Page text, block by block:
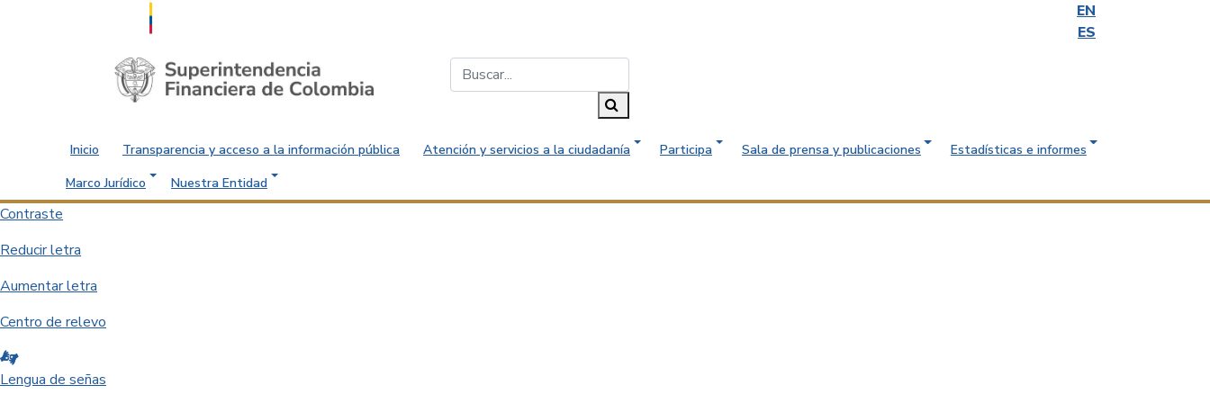
EN
ES
Saltar al contenido principal
Inicio Transparencia y acceso a la información pública Atención y servicios a la ciudadanía Participa Sala de prensa y publicaciones
Estadísticas e informes
Marco Jurídico
Nuestra Entidad
Contraste
Reducir letra
Aumentar letra
Centro de relevo
Lengua de señas